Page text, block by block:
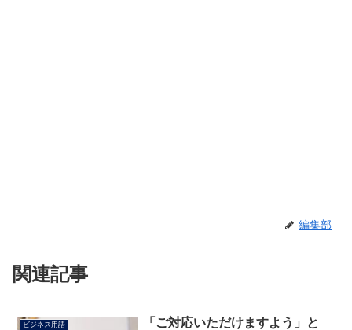
編集部
関連記事
ビジネス用語
「ご対応いただけますよう」と